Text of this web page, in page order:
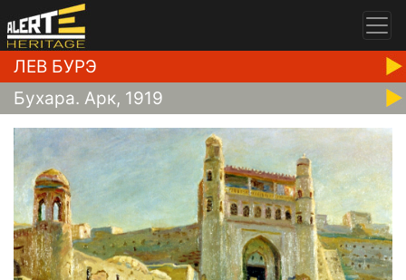
ЛЕВ БУРЭ
Бухара. Арк, 1919